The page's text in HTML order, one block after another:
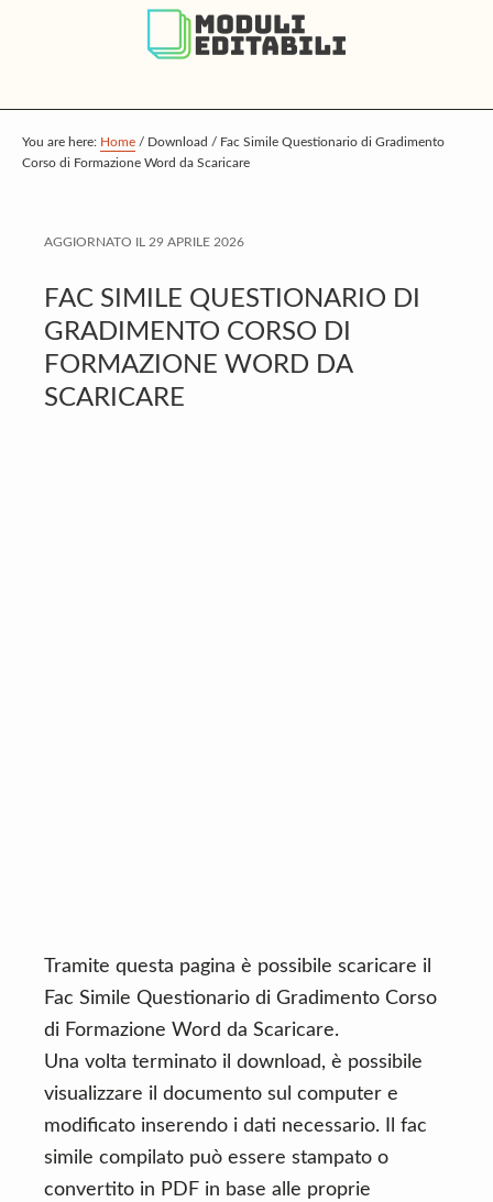
p
t
a
n
c
o
n
p
t
r
m
a
r
y
p
t
o
t
e
r
You are here: Home / Download / Fac Simile Questionario di Gradimento
Corso di Formazione Word da Scaricare
AGGIORNATO IL 29 APRILE 2026
FAC SIMILE QUESTIONARIO DI
GRADIMENTO CORSO DI
FORMAZIONE WORD DA
SCARICARE
Tramite questa pagina è possibile scaricare il
Fac Simile Questionario di Gradimento Corso
di Formazione Word da Scaricare.
Una volta terminato il download, è possibile
visualizzare il documento sul computer e
modificato inserendo i dati necessario. Il fac
simile compilato può essere stampato o
convertito in PDF in base alle proprie